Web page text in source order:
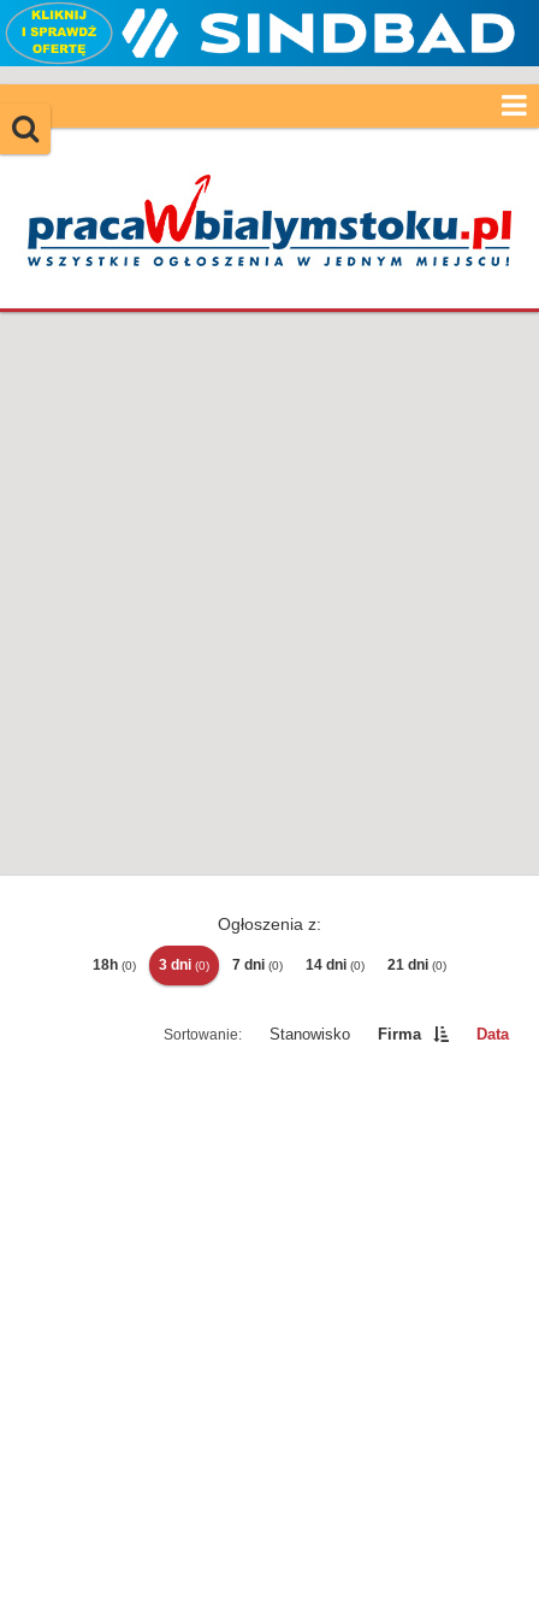
Ogłoszenia z:
18h (0) 3 dni (0) 7 dni (0) 14 dni (0) 21 dni (0)
Stanowisko Firma Data